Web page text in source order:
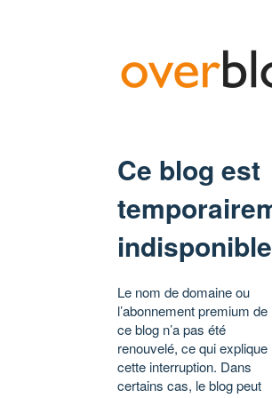
Ce blog est
indisponible
Le nom de domaine ou
l’abonnement premium de
ce blog n’a pas été
renouvelé, ce qui explique
cette interruption. Dans
certains cas, le blog peut